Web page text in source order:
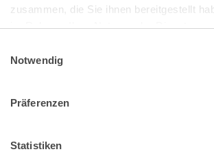
zusammen, die Sie ihnen bereitgestellt
im Rahmen Ihrer Nutzung der Dienste
Impressum
Notwendig
Präferenzen
Statistiken
Pressemitteilungen|AGB
Impressum|Datenschutz
Muster Widerrufsformular (PDF)